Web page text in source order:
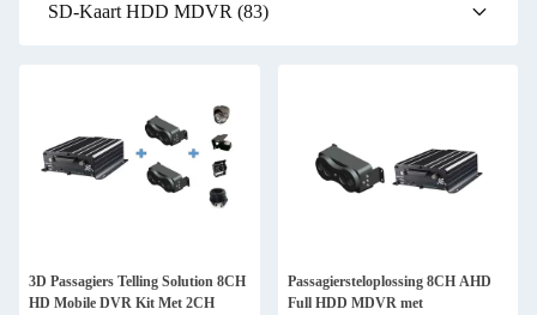
SD-Kaart HDD MDVR (83)
3D Passagiers Telling Solution 8CH
HD Mobile DVR Kit Met 2CH
Passagiersteloplossing 8CH AHD
Full HDD MDVR met